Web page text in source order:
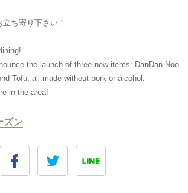
ち寄り下さい！
the launch of three new items: DanDan Noo
Tofu, all made without pork or alcohol.
in the area!
ズン